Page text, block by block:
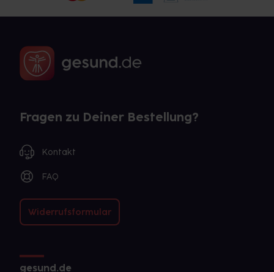
Fragen zu Deiner Bestellung?
Kontakt
FAQ
Widerrufsformular
gesund.de